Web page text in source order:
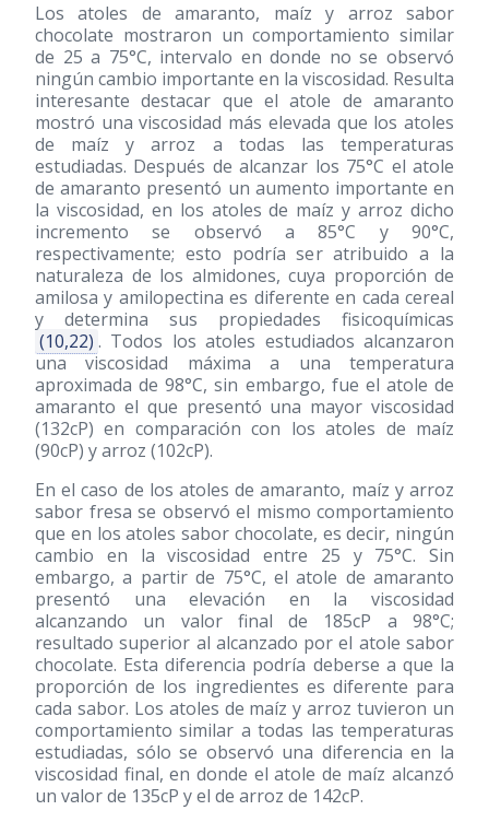
Los atoles de amaranto, maíz y arroz sabor
chocolate mostraron un comportamiento similar
de 25 a 75°C, intervalo en donde no se observó
ningún cambio importante en la viscosidad. Resulta
interesante destacar que el atole de amaranto
mostró una viscosidad más elevada que los atoles
de maíz y arroz a todas las temperaturas
estudiadas. Después de alcanzar los 75°C el atole
de amaranto presentó un aumento importante en
la viscosidad, en los atoles de maíz y arroz dicho
incremento se observó a 85°C y 90°C,
respectivamente; esto podría ser atribuido a la
naturaleza de los almidones, cuya proporción de
amilosa y amilopectina es diferente en cada cereal
y determina sus propiedades fisicoquímicas
(10,22) . Todos los atoles estudiados alcanzaron
una viscosidad máxima a una temperatura
aproximada de 98°C, sin embargo, fue el atole de
amaranto el que presentó una mayor viscosidad
(132cP) en comparación con los atoles de maíz
(90cP) y arroz (102cP).
En el caso de los atoles de amaranto, maíz y arroz
sabor fresa se observó el mismo comportamiento
que en los atoles sabor chocolate, es decir, ningún
cambio en la viscosidad entre 25 y 75°C. Sin
embargo, a partir de 75°C, el atole de amaranto
presentó una elevación en la viscosidad
alcanzando un valor final de 185cP a 98°C;
resultado superior al alcanzado por el atole sabor
chocolate. Esta diferencia podría deberse a que la
proporción de los ingredientes es diferente para
cada sabor. Los atoles de maíz y arroz tuvieron un
comportamiento similar a todas las temperaturas
estudiadas, sólo se observó una diferencia en la
viscosidad final, en donde el atole de maíz alcanzó
un valor de 135cP y el de arroz de 142cP.